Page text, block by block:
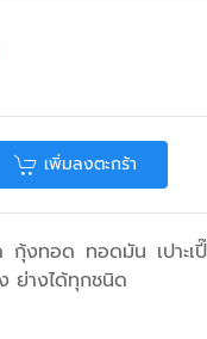
เพิ่มลงตะกร้า
กุ้งทอด ทอดมัน เปาะเ
ย่างได้ทุกชนิด